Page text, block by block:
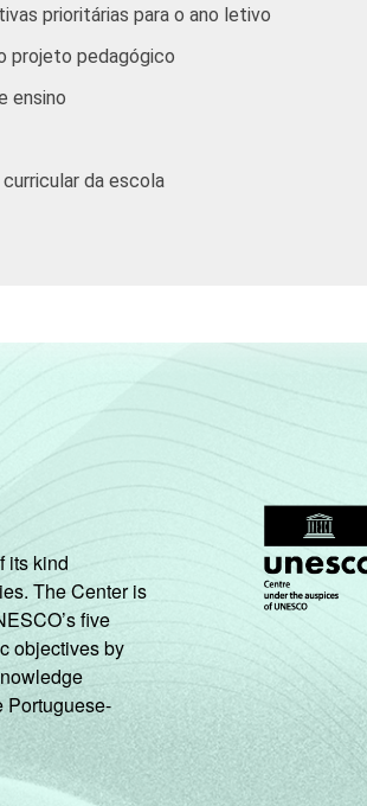
67
46
54 52
58
61
56 58
66 57
prioritárias para o ano letivo
projeto pedagógico
ensino
da escola
its kind
The Center is
five
objectives by
Portuguese-